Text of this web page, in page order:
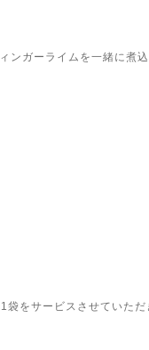
ガーライムを一緒に煮
をサービスさせていただ